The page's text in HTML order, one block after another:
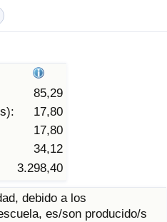
85,29
17,80
17,80
34,12
3.298,40
debido a los
es/son producido/s
país
(Actual)
por País
país